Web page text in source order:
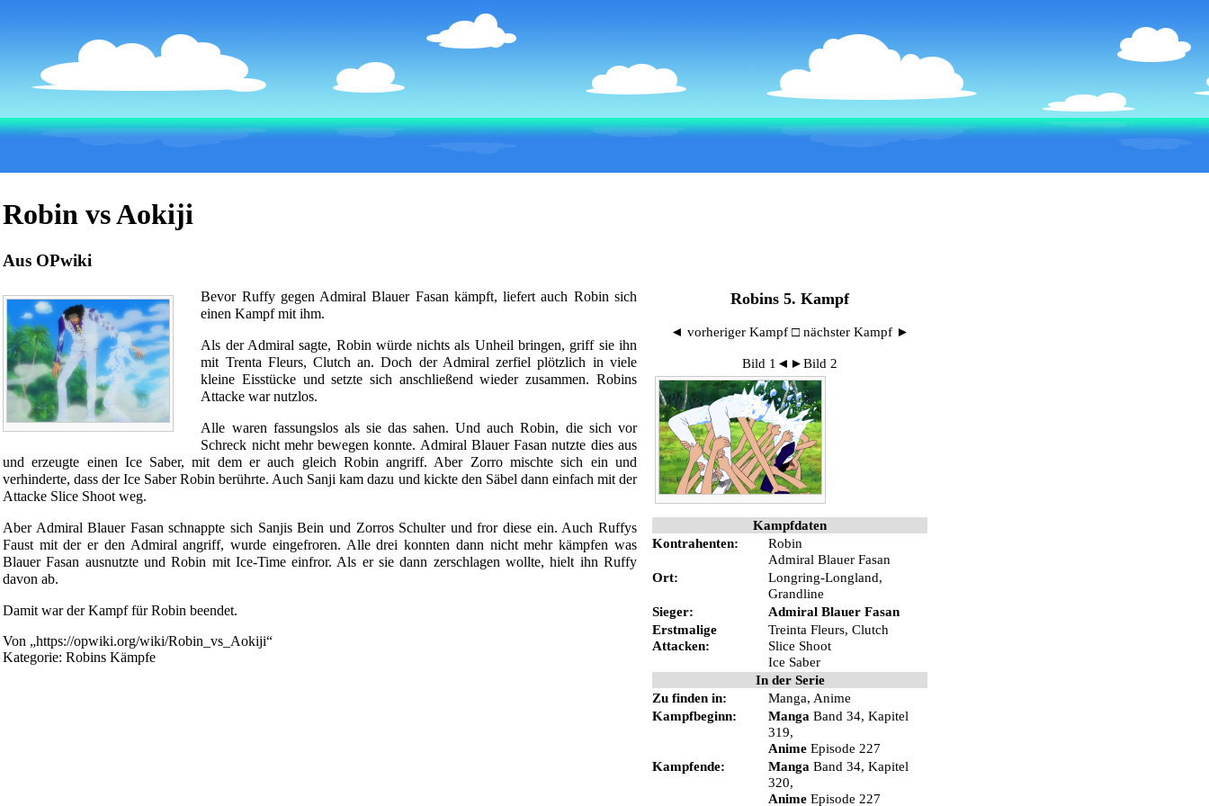
Robin vs Aokiji
Aus OPwiki
Robins 5. Kampf
◄ vorheriger Kampf □ nächster Kampf ►
Bild 1 ◄►Bild 2
Kampfdaten
Kontrahenten:
Robin
Admiral Blauer Fasan
Ort:
Longring-Longland,
Grandline
Sieger:
Admiral Blauer Fasan
Erstmalige
Attacken:
Treinta Fleurs, Clutch
Slice Shoot
Ice Saber
In der Serie
Zu finden in:
Manga, Anime
Kampfbeginn:
Manga Band 34, Kapitel
319,
Anime Episode 227
Kampfende:
Manga Band 34, Kapitel
320,
Anime Episode 227
Bevor Ruffygegen Admiral Blauer Fasan kämpft, liefert auch Robin sich
einen Kampf mit ihm.
Als der Admiral sagte, Robin würde nichts als Unheil bringen, griff sie ihn
mit Trenta Fleurs, Clutch an. Doch der Admiral zerfiel plötzlich in viele
kleine Eisstücke und setzte sich anschließend wieder zusammen. Robins
Attacke war nutzlos.
Alle waren fassungslos als sie das sahen. Und auch Robin, die sich vor
Schreck nicht mehr bewegen konnte. Admiral Blauer Fasan nutzte dies aus
und erzeugte einen Ice Saber, mit dem er auch gleich Robin angriff. Aber Zorromischte sich ein und
verhinderte, dass der Ice Saber Robin berührte. Auch Sanji kam dazu und kickte den Säbel dann einfach mit der
Attacke Slice Shoot weg.
Aber Admiral Blauer Fasan schnappte sich Sanjis Bein und Zorros Schulter und fror diese ein. Auch Ruffys
Faust mit der er den Admiral angriff, wurde eingefroren. Alle drei konnten dann nicht mehr kämpfen was
Blauer Fasan ausnutzte und Robin mit Ice-Timeeinfror. Als er sie dann zerschlagen wollte, hielt ihn Ruffy
davon ab.
Damit war der Kampf für Robin beendet.
Von „https://opwiki.org/wiki/Robin_vs_Aokiji“
Kategorie: Robins Kämpfe
Diese Seite wurde zuletzt am 20. September 2019 um 01:26 Uhr geändert.